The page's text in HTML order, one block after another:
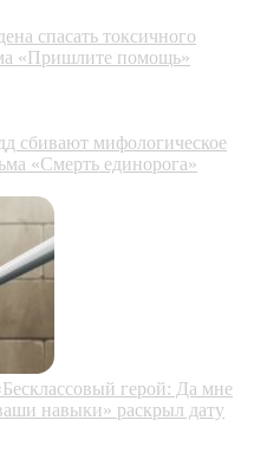
спасать токсичного
«Пришлите помощь»
сбивают мифологическое
«Смерть единорога»
герой: Да мне
навыки» раскрыл дату